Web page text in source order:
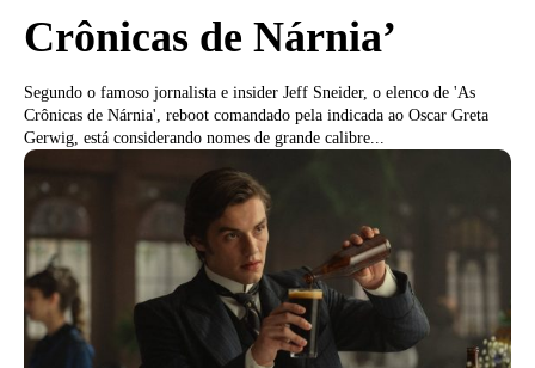
Crônicas de Nárnia’
Segundo o famoso jornalista e insider Jeff Sneider, o elenco de 'As
Crônicas de Nárnia', reboot comandado pela indicada ao Oscar Greta
Gerwig, está considerando nomes de grande calibre...